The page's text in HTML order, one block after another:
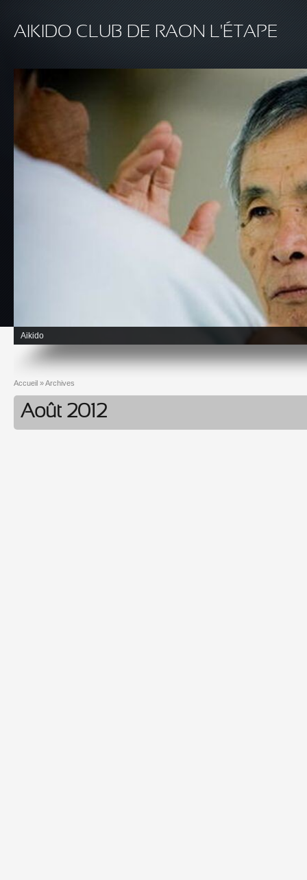
AIKIDO CLUB DE RAON L'ÉTAPE
Aikido
Vous êtes ici
Accueil »Archives
Août 2012